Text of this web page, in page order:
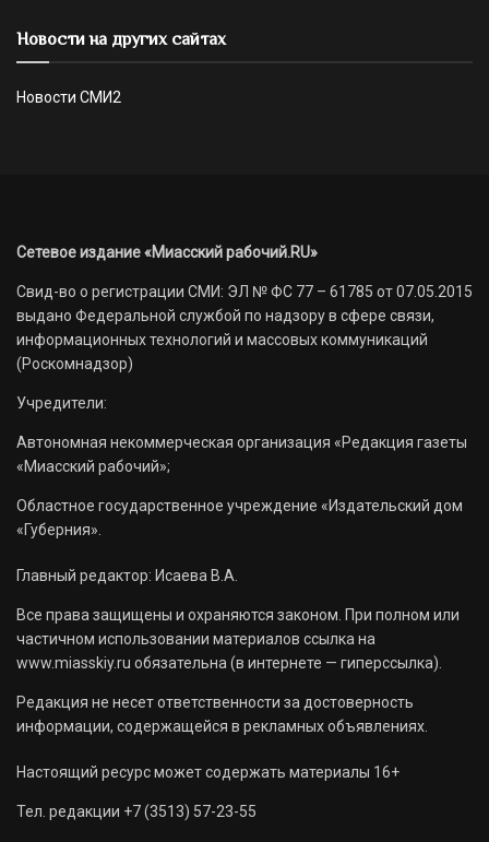
Новости на других сайтах
Новости СМИ2
Сетевое издание «Миасский рабочий.RU»
Свид-во о регистрации СМИ: ЭЛ № ФС 77 – 61785 от 07.05.2015
выдано Федеральной службой по надзору в сфере связи,
информационных технологий и массовых коммуникаций
(Роскомнадзор)
Учредители:
Автономная некоммерческая организация «Редакция газеты
«Миасский рабочий»;
Областное государственное учреждение «Издательский дом
«Губерния».
Главный редактор: Исаева В.А.
Все права защищены и охраняются законом. При полном или
частичном использовании материалов ссылка на
www.miasskiy.ru обязательна (в интернете — гиперссылка).
Редакция не несет ответственности за достоверность
информации, содержащейся в рекламных объявлениях.
Настоящий ресурс может содержать материалы 16+
Тел. редакции +7 (3513) 57-23-55